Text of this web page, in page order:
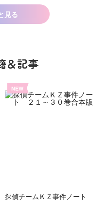
見る
＆記事
NEW
探偵チームＫＺ事件ノート